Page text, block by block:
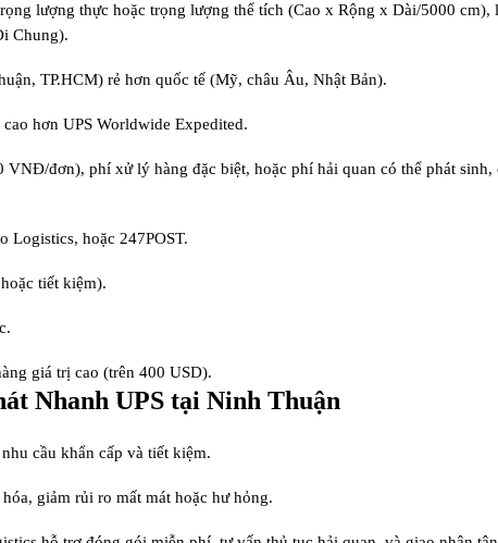
lượng thực hoặc trọng lượng thể tích (Cao x Rộng x Dài/5000
Chung).
TP.HCM) rẻ hơn quốc tế (Mỹ, châu Âu, Nhật Bản).
hơn UPS Worldwide Expedited.
VNĐ/đơn), phí xử lý hàng đặc biệt, hoặc phí hải quan có thể phát
Logistics, hoặc 247POST.
tiết kiệm).
giá trị cao (trên 400 USD).
Nhanh UPS tại Ninh Thuận
cầu khẩn cấp và tiết kiệm.
giảm rủi ro mất mát hoặc hư hỏng.